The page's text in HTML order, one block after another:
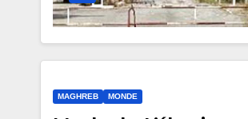
MAGHREB MONDE